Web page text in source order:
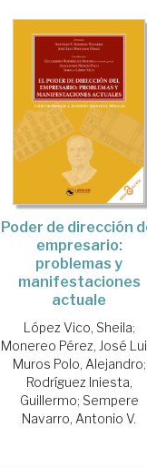
Poder de dirección
empresario:
problemas y
manifestaciones
actuale
López Vico, Sheila;
Monereo Pérez, José
Muros Polo, Alejandro;
Rodríguez Iniesta,
Guillermo; Sempere
Navarro, Antonio V.